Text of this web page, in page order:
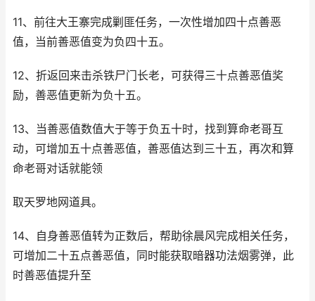
11、前往大王寨完成剿匪任务，一次性增加四十点善恶
值，当前善恶值变为负四十五。
12、折返回来击杀铁尸门长老，可获得三十点善恶值奖
励，善恶值更新为负十五。
13、当善恶值数值大于等于负五十时，找到算命老哥互
动，可增加五十点善恶值，善恶值达到三十五，再次和算
命老哥对话就能领
取天罗地网道具。
14、自身善恶值转为正数后，帮助徐晨风完成相关任务，
可增加二十五点善恶值，同时能获取暗器功法烟雾弹，此
时善恶值提升至